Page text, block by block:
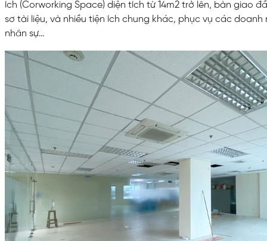
ích (Corworking Space) diện tích từ 14m2 trở lên, bàn giao
sơ tài liệu, và nhiều tiện ích chung khác, phục vụ các
nhân sự…